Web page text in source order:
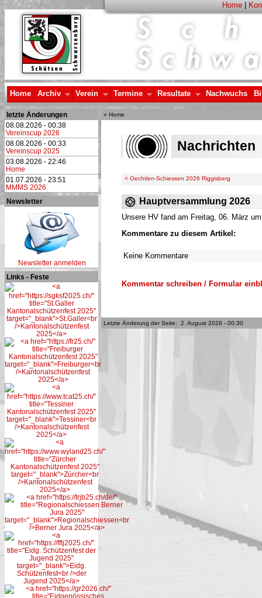
Home|
Home Archiv Verein Termine Resultate Nachwuchs
letzte Änderungen
08.08.2026 - 00:38
Vereinscup 2026
08.08.2026 - 00:33
Vereinscup 2025
03.08.2026 - 22:46
Home
01.07.2026 - 23:51
MMMS 2026
Newsletter
Newsletter anmelden
Links - Feste
» Home
Nachrichten
< Oechtlen-Schiessen 2026 Riggisberg
Hauptversammlung 2026
Unsere HV fand am Freitag, 06. März
Kommentare zu diesem Artikel:
Keine Kommentare
Kommentar schreiben / Formular
Letzte Änderung der Seite: 2. August 2026 - 00:30